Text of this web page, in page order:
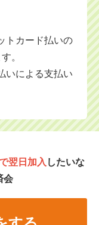
トカード払いの
。
いによる支払い
翌日加入 したいな
会